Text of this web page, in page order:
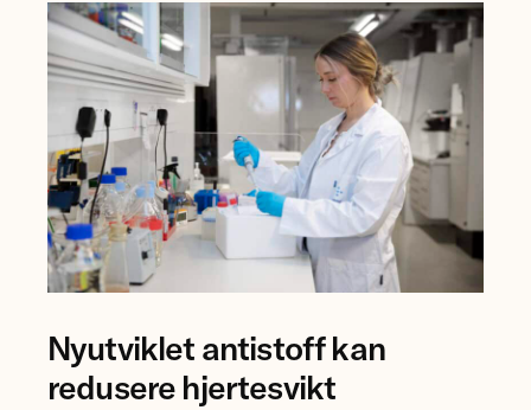
Calvoli,
Universitetet
i
Tromsø.
Anna
Karisdotter
Nyutviklet antistoff kan
redusere hjertesvikt